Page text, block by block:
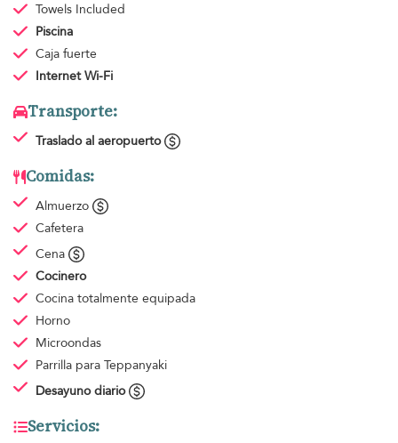
Towels Included
Piscina
Caja fuerte
Internet Wi-Fi
Transporte:
Traslado al aeropuerto
Comidas:
Almuerzo
Cafetera
Cena
Cocinero
Cocina totalmente equipada
Horno
Microondas
Parrilla para Teppanyaki
Desayuno diario
Servicios: